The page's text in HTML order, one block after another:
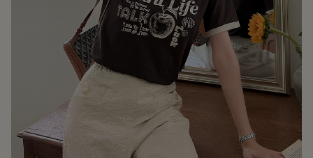
블룬티 나시원피스+셔츠SET
15%31,900원37,500원
리뷰 카운트 영역
캣시어서커 버튼카라원피스+벨트SET
79,900 95,100원